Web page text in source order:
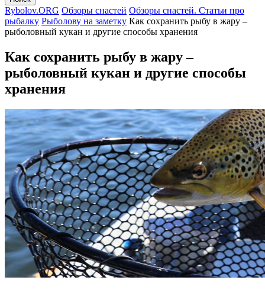
Rybolov.ORG Обзоры снастей Обзоры снастей. Статьи про
рыбалку Рыболову на заметку Как сохранить рыбу в жару –
рыболовный кукан и другие способы хранения
Как сохранить рыбу в жару –
рыболовный кукан и другие способы
хранения